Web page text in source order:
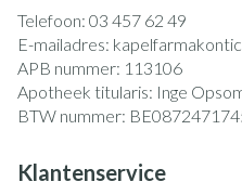
Telefoon: 03 457 62 49
E-mailadres:
APB nummer: 113106
Apotheek titularis: Inge
BTW nummer:
Klantenservice